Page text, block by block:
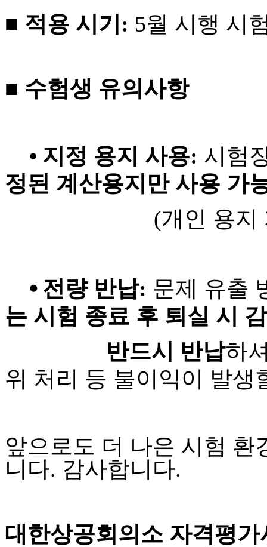
■ 적용 시기: 5월 시행 시
■ 수험생 유의사항
⦁ 지정 용지 사용: 시험
정된 계산용지만 사용 가
(개인 용지 지참
⦁ 전량 반납: 문제 유출
는 시험 종료 후 퇴실 시
반드시 반납하
위 처리 등 불이익이 발생
앞으로도 더 나은 시험
니다. 감사합니다.
대한상공회의소 자격평가